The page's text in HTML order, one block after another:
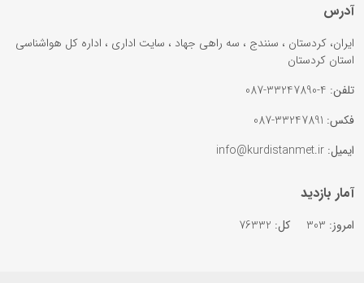
آدرس
ایران، کردستان ، سنندج ، سه راهی جهاد ، سایت اداری ، اداره کل هواشناسی
استان کردستان
تلفن:
فکس:
ایمیل:
آمار بازدید
امروز: کل: